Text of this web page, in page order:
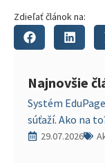
Zdieľať článok na:
Najnovšie
Systém
súťaží. Ako na
29.07.2026